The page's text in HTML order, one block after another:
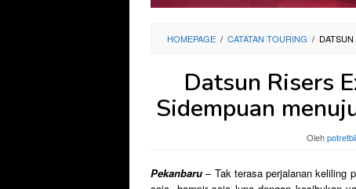
HOMEPAGE / CATATAN TOURING /
Datsun Risers
Sidempuan
Oleh
Pekanbaru – Tak terasa perjalanan keliling